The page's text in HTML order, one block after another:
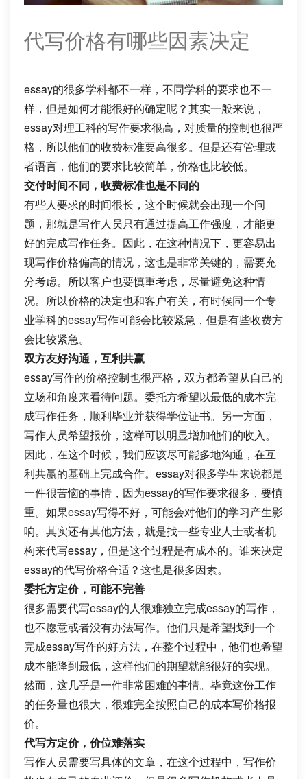
代写价格有哪些因素决定
essay的很多学科都不一样，不同学科的要求也不一
样，但是如何才能很好的确定呢？其实一般来说，
essay对理工科的写作要求很高，对质量的控制也很严
格，所以他们的收费标准要高很多。但是还有管理或
者语言，他们的要求比较简单，价格也比较低。
交付时间不同，收费标准也是不同的
有些人要求的时间很长，这个时候就会出现一个问
题，那就是写作人员只有通过提高工作强度，才能更
好的完成写作任务。因此，在这种情况下，更容易出
现写作价格偏高的情况，这也是非常关键的，需要充
分考虑。所以客户也要慎重考虑，尽量避免这种情
况。所以价格的决定也和客户有关，有时候同一个专
业学科的essay写作可能会比较紧急，但是有些收费方
会比较紧急。
双方友好沟通，互利共赢
essay写作的价格控制也很严格，双方都希望从自己的
立场和角度来看待问题。委托方希望以最低的成本完
成写作任务，顺利毕业并获得学位证书。另一方面，
写作人员希望报价，这样可以明显增加他们的收入。
因此，在这个时候，我们应该尽可能多地沟通，在互
利共赢的基础上完成合作。 essay对很多学生来说都是
一件很苦恼的事情，因为essay的写作要求很多，要慎
重。如果essay写得不好，可能会对他们的学习产生影
响。其实还有其他方法，就是找一些专业人士或者机
构来代写essay，但是这个过程是有成本的。谁来决定
essay的代写价格合适？这也是很多因素。
委托方定价，可能不完善
很多需要代写essay的人很难独立完成essay的写作，
也不愿意或者没有办法写作。他们只是希望找到一个
完成essay写作的好方法，在整个过程中，他们也希望
成本能降到最低，这样他们的期望就能很好的实现。
然而，这几乎是一件非常困难的事情。毕竟这份工作
的任务量也很大，很难完全按照自己的成本写价格报
价。
代写方定价，价位难落实
写作人员需要写具体的文章，在这个过程中，写作价